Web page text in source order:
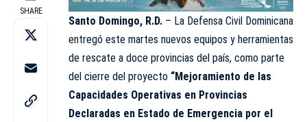
SHARE
Santo Domingo, R.D. – La Defensa Civil Dominicana
entregó este martes nuevos equipos y herramientas
de rescate a doce provincias del país, como parte
del cierre del proyecto “Mejoramiento de las
Capacidades Operativas en Provincias
Declaradas en Estado de Emergencia por el